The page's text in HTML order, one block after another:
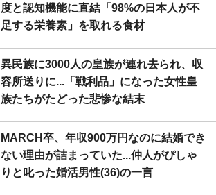
度と認知機能に直結「98%の日本人が不
足する栄養素」を取れる食材
異民族に3000人の皇族が連れ去られ、収
容所送りに...「戦利品」になった女性皇
族たちがたどった悲惨な結末
MARCH卒、年収900万円なのに結婚でき
ない理由が詰まっていた...仲人がぴしゃ
りと叱った婚活男性(36)の一言